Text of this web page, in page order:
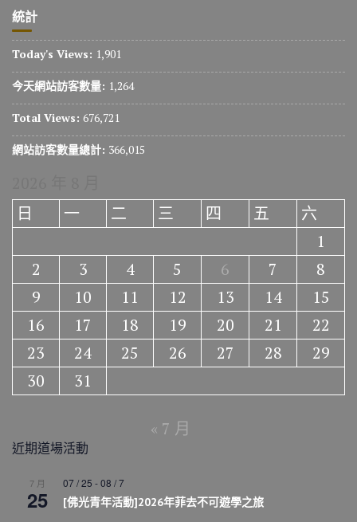
統計
Today's Views: 1,901
今天網站訪客數量: 1,264
Total Views: 676,721
網站訪客數量總計: 366,015
日
一 二 三 四 五
六
1
2
3 4 5 6 7
8
9
10 11 12 13 14
15
16
17 18 19 20 21
22
23
24 25 26 27 28
29
30
31
« 7 月
近期道場活動
7 月
25
07 / 25 -08 / 7
[佛光青年活動]2026年菲去不可遊學之旅